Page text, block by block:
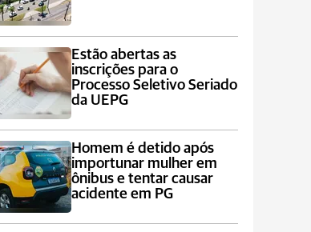
Estão abertas as
inscrições para o
Processo Seletivo Seriado
da UEPG
Homem é detido após
importunar mulher em
ônibus e tentar causar
acidente em PG